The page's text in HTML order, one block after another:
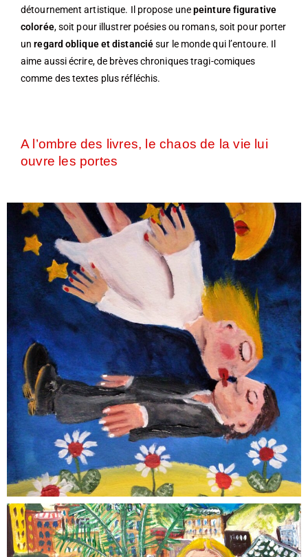
détournement artistique. Il propose unepeinture figurative
colorée, soit pour illustrer poésies ou romans, soit pour porter
unregard oblique et distanciésur le monde qui l’entoure. Il
aime aussi écrire, de brèves chroniques tragi-comiques
comme des textes plus réfléchis.
A l’ombre des livres, le chaos de la vie lui
ouvre les portes